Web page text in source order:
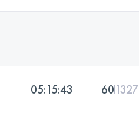
05:15:43 601327